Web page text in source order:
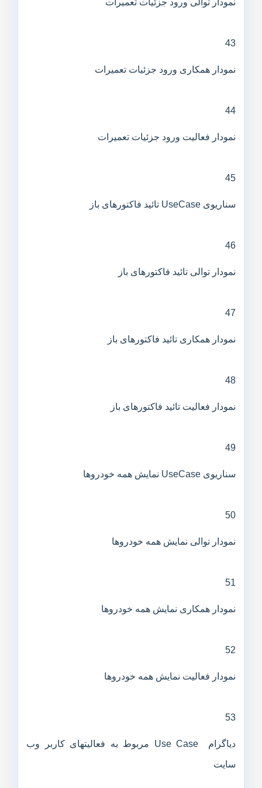
نمودار توالی ورود جزئیات تعمیرات
43
نمودار همکاری ورود جزئیات تعمیرات
44
نمودار فعالیت ورود جزئیات تعمیرات
45
سناریوی UseCase تائید فاکتورهای باز
46
نمودار توالی تائید فاکتورهای باز
47
نمودار همکاری تائید فاکتورهای باز
48
نمودار فعالیت تائید فاکتورهای باز
49
سناریوی UseCase نمایش همه خودروها
50
نمودار توالی نمایش همه خودروها
51
نمودار همکاری نمایش همه خودروها
52
نمودار فعالیت نمایش همه خودروها
53
دیاگرام Use Case مربوط به فعالیتهای کاربر وب
سایت